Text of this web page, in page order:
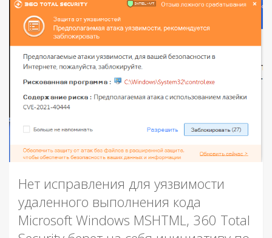
Нет исправления для уязвимости
удаленного выполнения кода
Microsoft Windows MSHTML, 360 Total